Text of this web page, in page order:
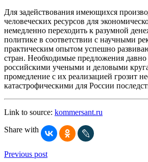
Для задействования имеющихся
человеческих ресурсов для
немедленно переходить к разумной
политике в соответствии с научными
практическим опытом успешно
стран. Необходимые предложения
российскими учеными и деловыми
промедление с их реализацией грозит
катастрофическими для России
Link to source: kommersant.ru
Share with
Previous post